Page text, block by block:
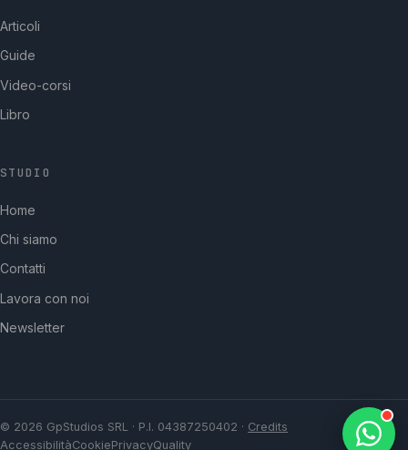
Articoli
Guide
Video-corsi
Libro
STUDIO
Home
Chi siamo
Contatti
Lavora con noi
Newsletter
© 2026 GpStudios SRL · P.I. 04387250402 · Credits
AccessibilitàCookiePrivacyQuality